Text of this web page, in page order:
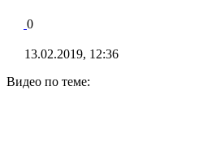
0
13.02.2019, 12:36
Видео по теме: